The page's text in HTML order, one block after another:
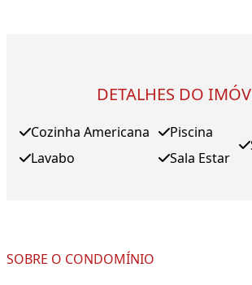
DETALHES DO
Cozinha Americana
Lavabo
Piscina
Sala Estar
SOBRE O CONDOMÍNIO